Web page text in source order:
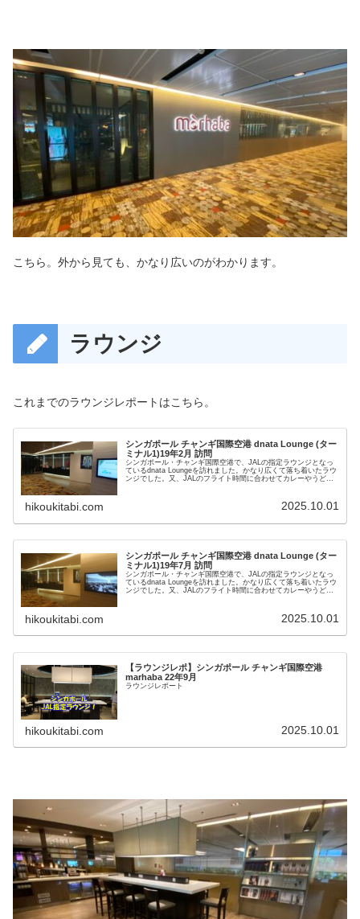
こちら。外から見ても、かなり広いのがわかります。
ラウンジ
これまでのラウンジレポートはこちら。
シンガポール チャンギ国際空港 dnata Lounge (ター
ミナル1)19年2月 訪問
シンガポール・チャンギ国際空港で、JALの指定ラウンジとなっ
ているdnata Loungeを訪れました。かなり広くて落ち着いたラウ
ンジでした。又、JALのフライト時間に合わせてカレーやうどん
hikoukitabi.com 2025.10.01
シンガポール チャンギ国際空港 dnata Lounge (ター
ミナル1)19年7月 訪問
シンガポール・チャンギ国際空港で、JALの指定ラウンジとなっ
ているdnata Loungeを訪れました。かなり広くて落ち着いたラウ
ンジでした。又、JALのフライト時間に合わせてカレーやうどん
hikoukitabi.com 2025.10.01
【ラウンジレポ】シンガポール チャンギ国際空港
marhaba 22年9月
ラウンジレポート
hikoukitabi.com 2025.10.01